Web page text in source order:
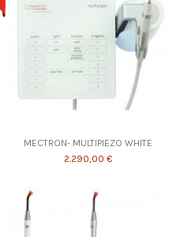
MECTRON- MULTIPIEZO WHITE
2.290,00 €